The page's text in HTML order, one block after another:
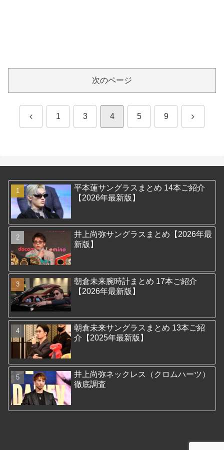
次のページ
前 1 3 4 5 9 次
平本蓮サングラスまとめ 14本ご紹介
【2026年最新版】
井上尚弥サングラスまとめ【2026年最
新版】
朝倉未来腕時計まとめ 17本ご紹介
【2026年最新版】
朝倉未来サングラスまとめ 13本ご紹
介【2025年最新版】
井上尚弥ネックレス（クロムハーツ）
徹底調査